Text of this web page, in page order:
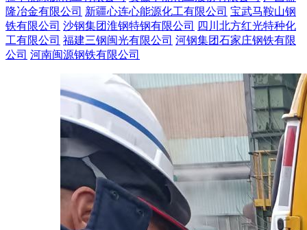
隆冶金有限公司 新疆心连心能源化工有限公司 宝武马鞍山钢
铁有限公司 沙钢集团淮钢特钢有限公司
四川北方红光特种化
工有限公司 福建三钢闽光有限公司 河钢集团石家庄钢铁有限
公司 河南闽源钢铁有限公司